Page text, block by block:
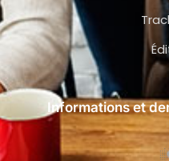
Informations et